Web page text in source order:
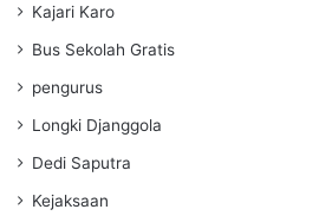
Kajari Karo
Bus Sekolah Gratis
pengurus
Longki Djanggola
Dedi Saputra
Kejaksaan